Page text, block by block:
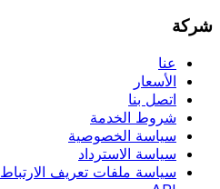
شركة
عنا
الأسعار
اتصل بنا
شروط الخدمة
سياسة الخصوصية
سياسة الاسترداد
سياسة ملفات تعريف الارتباط